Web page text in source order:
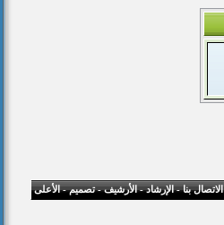
الاتصال بنا-الإرشاد-الأرشيف-تصميم-الأعلى